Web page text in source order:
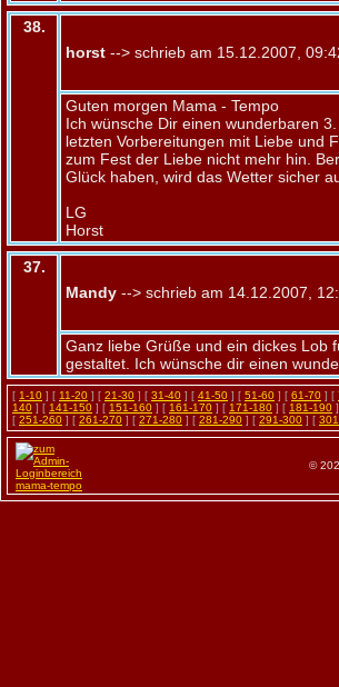
38.
horst --> schrieb am 15.12.2007,
Guten morgen Mama - Tempo
Ich wünsche Dir einen wunderbaren
letzten Vorbereitungen mit Liebe und
zum Fest der Liebe nicht mehr hin.
Glück haben, wird das Wetter sicher
LG
Horst
37.
Mandy --> schrieb am 14.12.2007,
Ganz liebe Grüße und ein dickes Lob
gestaltet. Ich wünsche dir einen
[ 1-10 ] [ 11-20 ] [ 21-30 ] [ 31-40 ] [ 41-50 ] [ 51-60 ] [ 61-70 ] [
140 ] [ 141-150 ] [ 151-160 ] [ 161-170 ] [ 171-180 ] [ 181-190
[ 251-260 ] [ 261-270 ] [ 271-280 ] [ 281-290 ] [ 291-300 ] [
©